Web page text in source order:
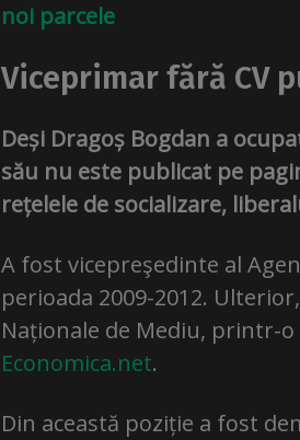
noi parcele
Viceprimar fără CV
Deși Dragoș Bogdan a
său nu este publicat pe
rețelele de socializare,
A fost vicepreşedinte al
perioada 2009-2012.
Naționale de Mediu, printr-
Economica.net.
Din această poziție a fost